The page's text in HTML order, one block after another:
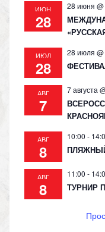
ИЮН
28
28 июня @
ИЮЛ
28
28 июля @
АВГ
7
7 августа
АВГ
8
10:00 -
АВГ
8
11:00 -
ТУРНИР